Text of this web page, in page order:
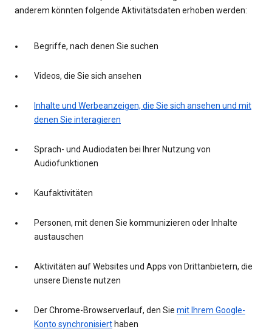
anderem könnten folgende Aktivitätsdaten erhoben werden:
Begriffe, nach denen Sie suchen
Videos, die Sie sich ansehen
Inhalte und Werbeanzeigen, die Sie sich ansehen und mit
denen Sie interagieren
Sprach- und Audiodaten bei Ihrer Nutzung von
Audiofunktionen
Kaufaktivitäten
Personen, mit denen Sie kommunizieren oder Inhalte
austauschen
Aktivitäten auf Websites und Apps von Drittanbietern, die
unsere Dienste nutzen
Der Chrome-Browserverlauf, den Sie mit Ihrem Google-
Konto synchronisiert haben